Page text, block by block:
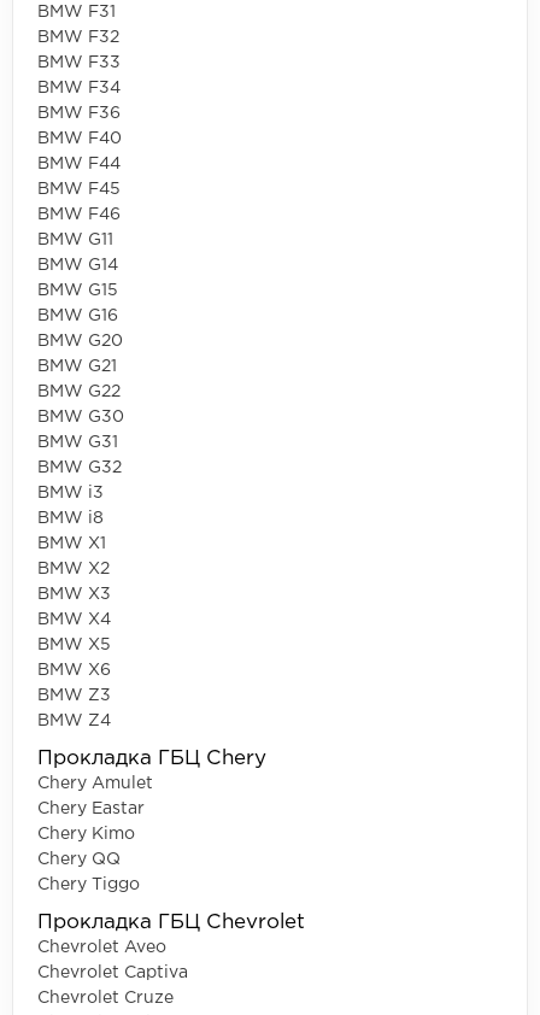
BMW F31
BMW F32
BMW F33
BMW F34
BMW F36
BMW F40
BMW F44
BMW F45
BMW F46
BMW G11
BMW G14
BMW G15
BMW G16
BMW G20
BMW G21
BMW G22
BMW G30
BMW G31
BMW G32
BMW i3
BMW i8
BMW X1
BMW X2
BMW X3
BMW X4
BMW X5
BMW X6
BMW Z3
BMW Z4
Прокладка ГБЦ Chery
Chery Amulet
Chery Eastar
Chery Kimo
Chery QQ
Chery Tiggo
Прокладка ГБЦ Chevrolet
Chevrolet Aveo
Chevrolet Captiva
Chevrolet Cruze